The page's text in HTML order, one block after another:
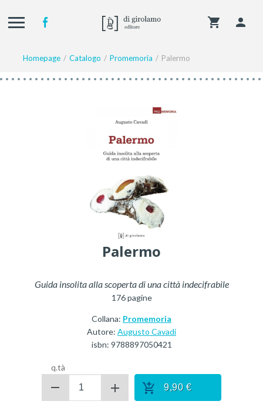
Homepage Catalogo Promemoria Palermo
Palermo
Guida insolita alla scoperta di una città indecifrabile
176pagine
Collana: Promemoria
Autore: Augusto Cavadi
isbn: 9788897050421
q.tà
9,90€